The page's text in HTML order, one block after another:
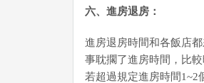
六、進房退房：
進房退房時間和各飯店
事耽擱了進房時間，比
若超過規定進房時間